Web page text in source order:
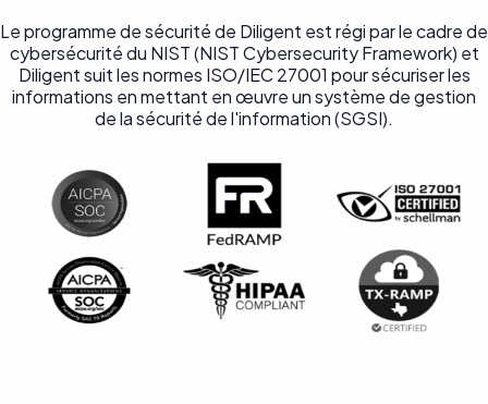
Le programme de sécurité de Diligent est régi par le cadre de
cybersécurité du NIST (NIST Cybersecurity Framework) et
Diligent suit les normes ISO/IEC 27001 pour sécuriser les
informations en mettant en œuvre un système de gestion
de la sécurité de l'information (SGSI).